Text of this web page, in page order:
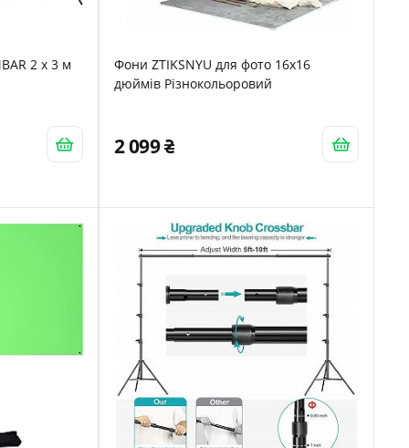
2 x 3 м
Фони ZTIKSNYU для фото 16x16
дюймів Різнокольоровий
2 099